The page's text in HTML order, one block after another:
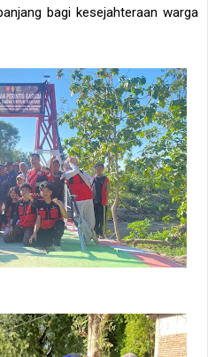
bagi kesejahteraan warga